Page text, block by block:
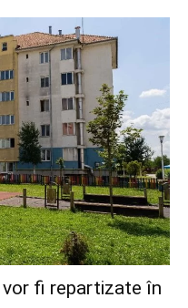
fi repartizate în